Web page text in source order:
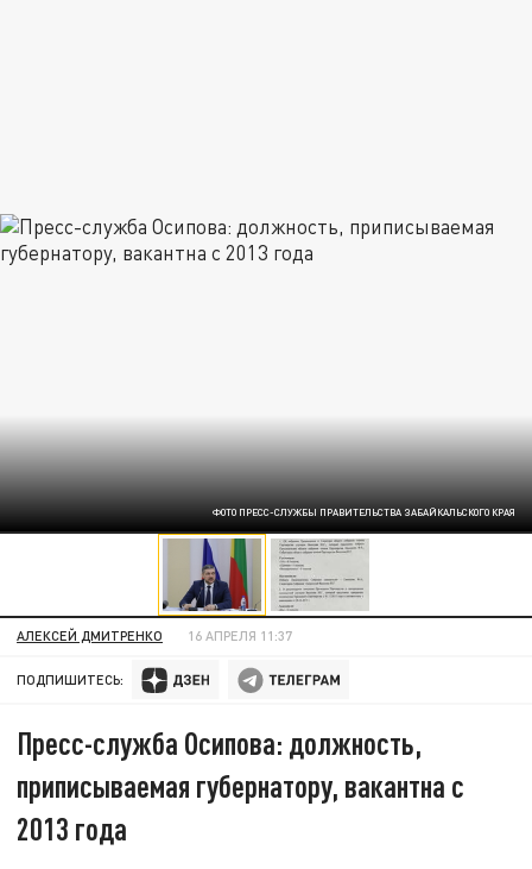
ФОТО ПРЕСС-СЛУЖБЫ ПРАВИТЕЛЬСТВА ЗАБАЙКАЛЬСКОГО КРАЯ
АЛЕКСЕЙ ДМИТРЕНКО 16 АПРЕЛЯ 11:37
ПОДПИШИТЕСЬ:
Пресс-служба Осипова: должность,
приписываемая губернатору, вакантна с
2013 года